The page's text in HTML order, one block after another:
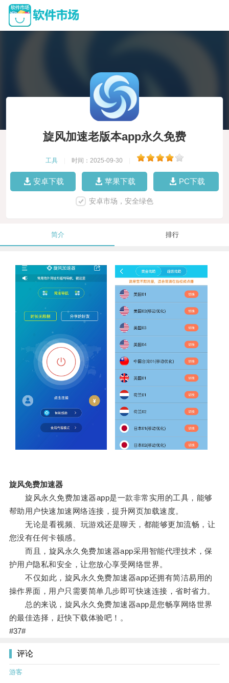
旋风加速老版本app永久免费
工具 时间：2025-09-30
安卓下载 苹果下载 PC下载
安卓市场，安全绿色
简介 排行
旋风免费加速器
旋风永久免费加速器app是一款非常实用的工具，能够
帮助用户快速加速网络连接，提升网页加载速度。
无论是看视频、玩游戏还是聊天，都能够更加流畅，让
您没有任何卡顿感。
而且，旋风永久免费加速器app采用智能代理技术，保
护用户隐私和安全，让您放心享受网络世界。
不仅如此，旋风永久免费加速器app还拥有简洁易用的
操作界面，用户只需要简单几步即可快速连接，省时省力。
总的来说，旋风永久免费加速器app是您畅享网络世界
的最佳选择，赶快下载体验吧！。
#37#
评论
游客